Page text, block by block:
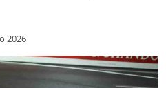
2026